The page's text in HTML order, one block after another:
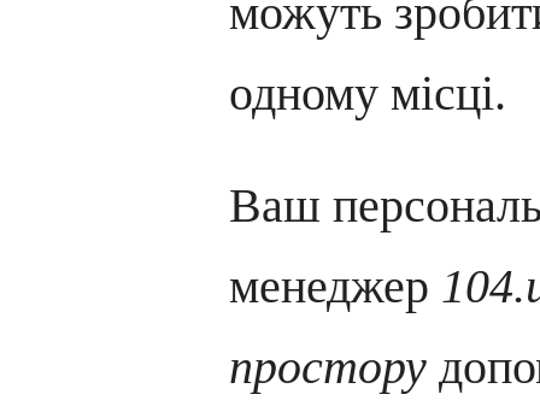
можуть
одному місці.
Ваш
менеджер
простору